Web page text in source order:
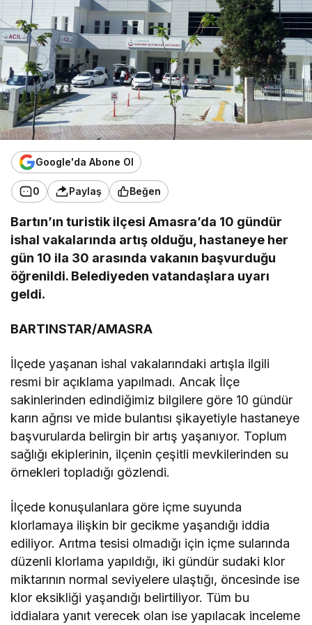
Google'da Abone Ol
0 Paylaş Beğen
Bartın’ın turistik ilçesi Amasra’da 10 gündür
ishal vakalarında artış olduğu, hastaneye her
gün 10 ila 30 arasında vakanın başvurduğu
öğrenildi. Belediyeden vatandaşlara uyarı
geldi.
BARTINSTAR/AMASRA
İlçede yaşanan ishal vakalarındaki artışla ilgili
resmi bir açıklama yapılmadı. Ancak İlçe
sakinlerinden edindiğimiz bilgilere göre 10 gündür
karın ağrısı ve mide bulantısı şikayetiyle hastaneye
başvurularda belirgin bir artış yaşanıyor. Toplum
sağlığı ekiplerinin, ilçenin çeşitli mevkilerinden su
örnekleri topladığı gözlendi.
İlçede konuşulanlara göre içme suyunda
klorlamaya ilişkin bir gecikme yaşandığı iddia
ediliyor. Arıtma tesisi olmadığı için içme sularında
düzenli klorlama yapıldığı, iki gündür sudaki klor
miktarının normal seviyelere ulaştığı, öncesinde ise
klor eksikliği yaşandığı belirtiliyor. Tüm bu
iddialara yanıt verecek olan ise yapılacak inceleme